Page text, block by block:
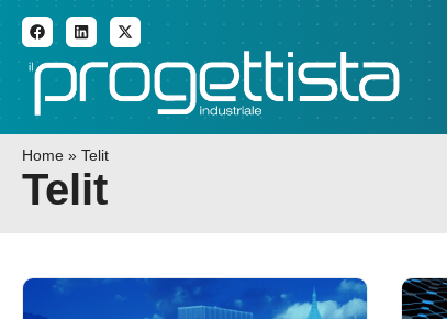
ADDITIVE
Home » Telit
Telit